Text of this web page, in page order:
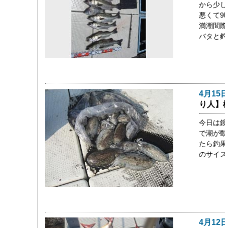
から少
悪くて
満潮間
バタと
4月15
り人
今日は
で潮が
たら釣
のサイ
4月12